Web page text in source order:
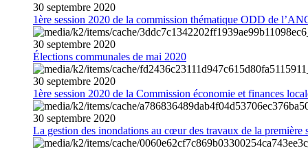
30 septembre 2020
1ère session 2020 de la commission thématique ODD de
30 septembre 2020
Élections communales de mai 2020
30 septembre 2020
1ère session 2020 de la Commission économie et finances
30 septembre 2020
La gestion des inondations au cœur des travaux de la première